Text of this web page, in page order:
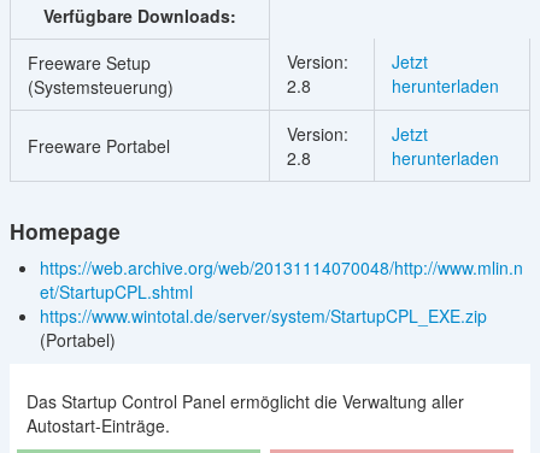
Verfügbare Downloads:
Freeware Setup
(Systemsteuerung)
Version:
2.8
Jetzt
herunterladen
Freeware Portabel
Version:
2.8
Jetzt
herunterladen
Homepage
https://web.archive.org/web/20131114070048/http://www.mlin.n
et/StartupCPL.shtml
https://www.wintotal.de/server/system/StartupCPL_EXE.zip
(Portabel)
Das Startup Control Panel ermöglicht die Verwaltung aller
Autostart-Einträge.